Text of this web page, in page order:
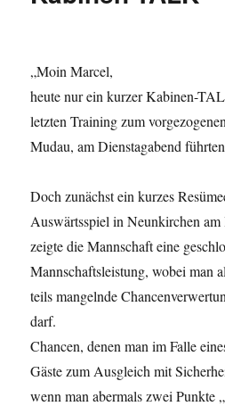
„Moin Marcel,
heute nur ein kurzer Kabinen-
letzten Training zum
Mudau, am Dienstagabend
Doch zunächst ein kurzes
Auswärtsspiel in Neunkirchen
zeigte die Mannschaft eine
Mannschaftsleistung, wobei man
teils mangelnde
darf.
Chancen, denen man im Falle
Gäste zum Ausgleich mit
wenn man abermals zwei Punkte